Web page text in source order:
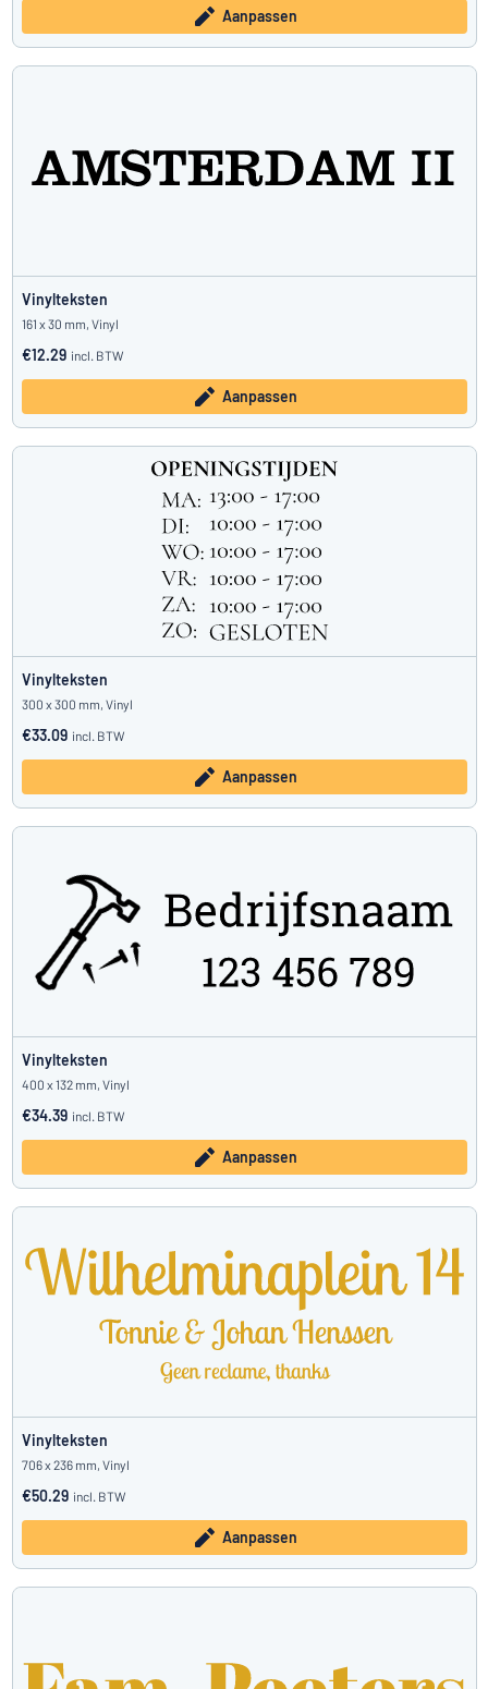
Aanpassen
Vinylteksten
161 x 30 mm, Vinyl
€12.29 incl. BTW
Aanpassen
Vinylteksten
300 x 300 mm, Vinyl
€33.09 incl. BTW
Aanpassen
Vinylteksten
400 x 132 mm, Vinyl
€34.39 incl. BTW
Aanpassen
Vinylteksten
706 x 236 mm, Vinyl
€50.29 incl. BTW
Aanpassen